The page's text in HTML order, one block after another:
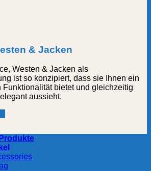
& Jacken
Westen & Jacken als
ist so konzipiert, dass sie Ihnen ein
Funktionalität bietet und gleichzeitig
aussieht.